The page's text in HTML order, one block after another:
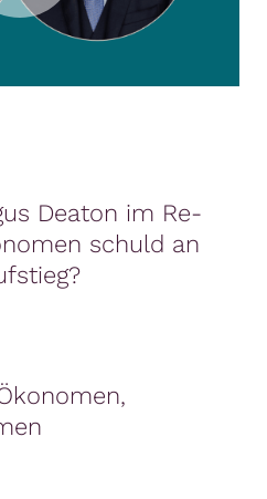
Deaton im Re-
schuld an